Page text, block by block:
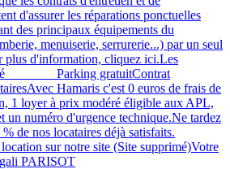
d'assurer les réparations ponctuelles
des principaux équipements du
menuiserie, serrurerie...) par un seul
plus d'information, cliquez ici.Les
Parking gratuitContrat
Hamaris c'est 0 euros de frais de
1 loyer à prix modéré éligible aux APL,
un numéro d'urgence technique.Ne tardez
de nos locataires déjà satisfaits.
sur notre site (Site supprimé)Votre
PARISOT